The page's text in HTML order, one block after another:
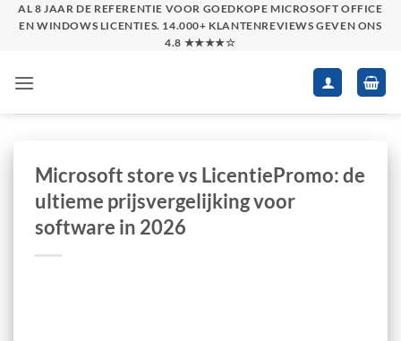
SkipAL 8 JAAR DE REFERENTIE VOOR GOEDKOPE MICROSOFT OFFICE
EN WINDOWS LICENTIES. 14.000+ KLANTENREVIEWS GEVEN ONS
4.8 ★★★★☆
Microsoft store vs LicentiePromo: de
ultieme prijsvergelijking voor
software in 2026